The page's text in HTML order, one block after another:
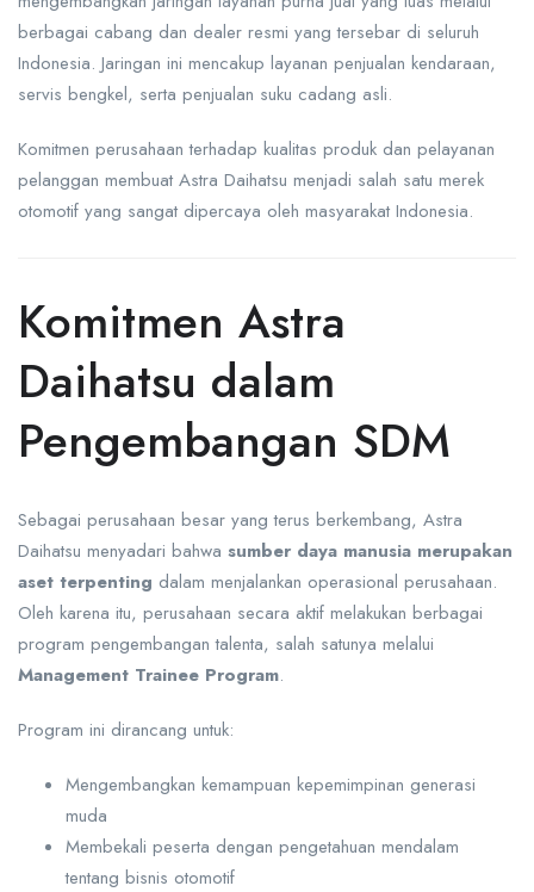
berbagai cabang dan dealer resmi yang tersebar di seluruh
Indonesia. Jaringan ini mencakup layanan penjualan kendaraan,
servis bengkel, serta penjualan suku cadang asli.
Komitmen perusahaan terhadap kualitas produk dan pelayanan
pelanggan membuat Astra Daihatsu menjadi salah satu merek
otomotif yang sangat dipercaya oleh masyarakat Indonesia.
Komitmen Astra
Daihatsu dalam
Pengembangan SDM
Sebagai perusahaan besar yang terus berkembang, Astra
Daihatsu menyadari bahwa sumber daya manusia merupakan
aset terpenting dalam menjalankan operasional perusahaan.
Oleh karena itu, perusahaan secara aktif melakukan berbagai
program pengembangan talenta, salah satunya melalui
Management Trainee Program.
Program ini dirancang untuk:
Mengembangkan kemampuan kepemimpinan generasi
muda
Membekali peserta dengan pengetahuan mendalam
tentang bisnis otomotif